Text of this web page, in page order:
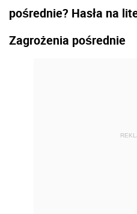
pośrednie? Hasła na
Zagrożenia pośrednie